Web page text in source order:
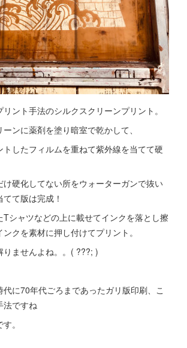
ント手法のシルクスクリーンプリント。
ンに薬剤を塗り暗室で乾かして、
したフィルムを重ねて紫外線を当てて硬
け硬化してない所をウォーターガンで抜い
て版は完成！
Tシャツなどの上に載せてインクを落とし擦
クを素材に押し付けてプリント。
りませんよね。。( ???; )
代に70年代ごろまであったガリ版印刷、こ
法ですね
。